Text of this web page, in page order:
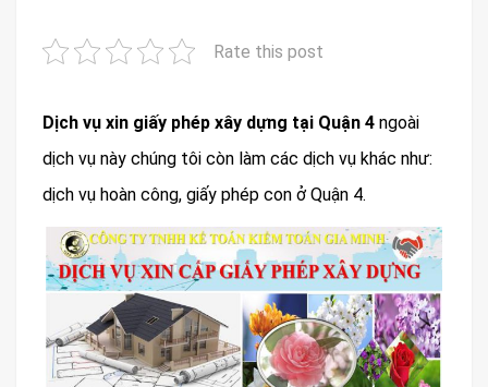
Rate this post
Dịch vụ xin giấy phép xây dựng tại Quận 4 ngoài
dịch vụ này chúng tôi còn làm các dịch vụ khác như:
dịch vụ hoàn công, giấy phép con ở Quận 4.